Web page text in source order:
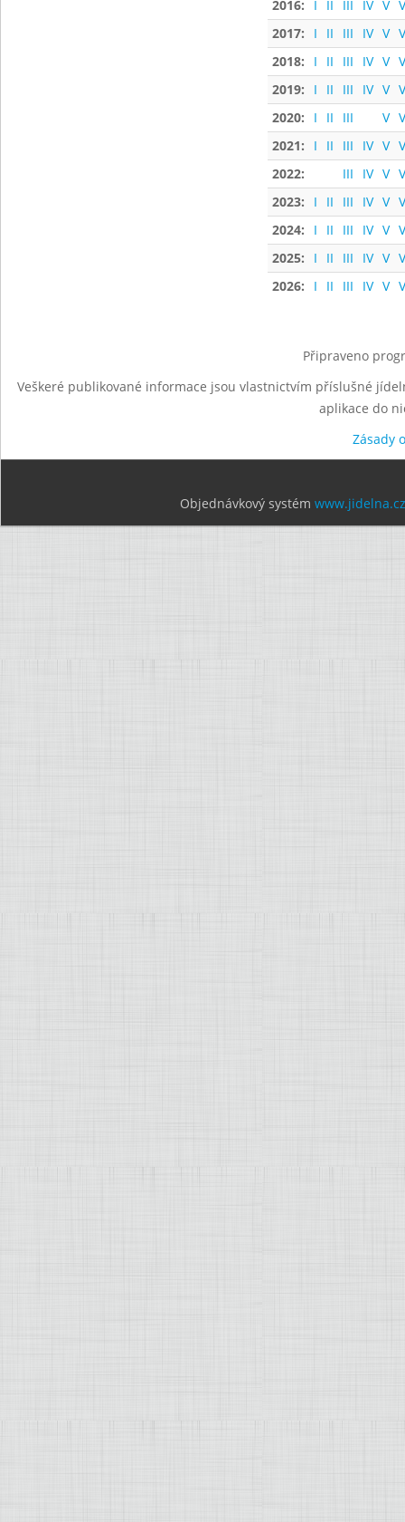
2016:
I II III IV V
2017:
I II III IV V
2018:
I II III IV V
2019:
I II III IV V
2020:
I II III V
2021:
I II III IV V
2022:
III IV V
2023:
I II III IV V
2024:
I II III IV V
2025:
I II III IV V
2026:
I II III IV V
Připraveno
Veškeré publikované informace jsou vlastnictvím příslušné
aplikace do
Zásady
Objednávkový systém www.jidelna.cz